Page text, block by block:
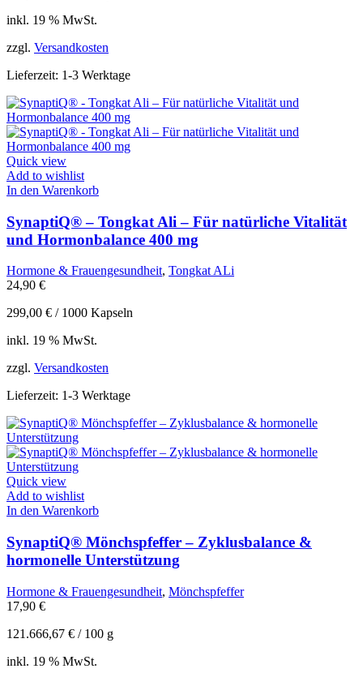
inkl. 19 % MwSt.
zzgl. Versandkosten
Lieferzeit: 1-3 Werktage
Quick view
Add to wishlist
In den Warenkorb
SynaptiQ® – Tongkat Ali – Für natürliche Vitalität
und Hormonbalance 400 mg
Hormone & Frauengesundheit, Tongkat ALi
24,90 €
299,00 € / 1000 Kapseln
inkl. 19 % MwSt.
zzgl. Versandkosten
Lieferzeit: 1-3 Werktage
Quick view
Add to wishlist
In den Warenkorb
SynaptiQ® Mönchspfeffer – Zyklusbalance &
hormonelle Unterstützung
Hormone & Frauengesundheit, Mönchspfeffer
17,90 €
121.666,67 € / 100 g
inkl. 19 % MwSt.